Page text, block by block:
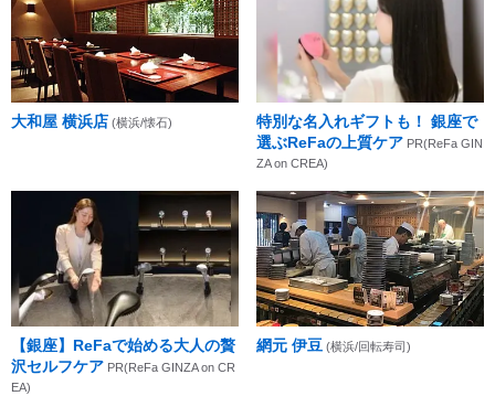
大和屋 横浜店 (横浜/懐石)
特別な名入れギフトも！ 銀座で
選ぶReFaの上質ケア PR(ReFa GIN
ZA on CREA)
【銀座】ReFaで始める大人の贅
沢セルフケア PR(ReFa GINZA on CR
EA)
網元 伊豆 (横浜/回転寿司)